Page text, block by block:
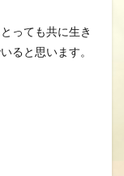
っても共に生き
ると思います。